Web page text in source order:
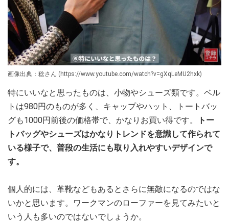
画像出典：稔さん (https://www.youtube.com/watch?v=gXqLeMU2hxk)
特にいいなと思ったものは、小物やシューズ類です。ベル
トは980円のものが多く、キャップやハット、トートバッ
グも1000円前後の価格帯で、かなりお買い得です。
トー
トバッグやシューズはかなりトレンドを意識して作られて
いる様子で、普段の生活にも取り入れやすいデザインで
す。
個人的には、革靴などもあるとさらに無敵になるのではな
いかと思います。ワークマンのローファーを見てみたいと
いう人も多いのではないでしょうか。